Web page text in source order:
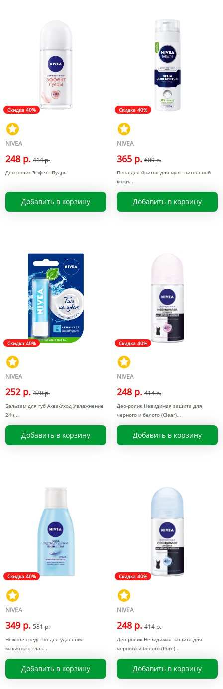
Скидка 40%
NIVEA
248 р. 414 р.
Део-ролик Эффект Пудры
Добавить в корзину
Скидка 40%
NIVEA
365 р. 609 р.
Пена для бритья для чувствительной
кожи
Добавить в корзину
Скидка 40%
NIVEA
252 р. 420 р.
Бальзам для губ Аква-Уход Увлажнение
24ч
Добавить в корзину
Скидка 40%
NIVEA
248 р. 414 р.
Део-ролик Невидимая защита для
черного и белого (Clear)
Добавить в корзину
Скидка 40%
NIVEA
349 р. 581 р.
Нежное средство для удаления
макияжа с глаз
Добавить в корзину
Скидка 40%
NIVEA
248 р. 414 р.
Део-ролик Невидимая защита для
черного и белого (Pure)
Добавить в корзину